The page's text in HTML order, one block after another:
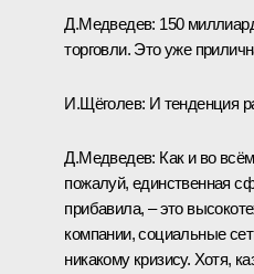
Д.Медведев: 150
торговли. Это уже
И.Щёголев: И тенденция
Д.Медведев: Как и во
пожалуй, единственная
прибавила, – это
компании, социальные
никакому кризису. Хотя,